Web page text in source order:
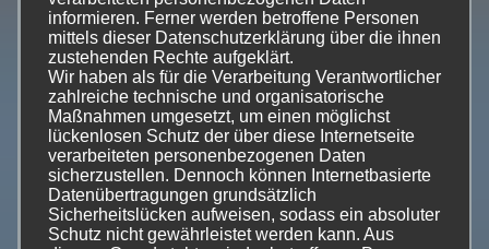
brauchbare Ansätze aufweisen, sind diese auszubauen.
Die Betreiberpflichten sollen die weitgehend
unwirksame „gute fachliche Praxis“ (GfP) aus dem
Bundesnaturschutzgesetz (BNatSchG) und dem
Bundesbodenschutzgesetz (BBodSchG) ablösen.
können ohne weiteres so ausgestaltet werden, dass sie
verfassungsrechtlich unbedenklich sind und die Sozial-
oder „Ökologiepflichtigkeit“ des Eigentums zum
Ausdruck bringen, wie dies Art. 14 Abs. 2 des
informieren. Ferner werden betroffene Personen
mittels dieser Datenschutzerklärung über die ihnen
zustehenden Rechte aufgeklärt.
Wir haben als für die Verarbeitung Verantwortlicher
zahlreiche technische und organisatorische
Maßnahmen umgesetzt, um einen möglichst
lückenlosen Schutz der über diese Internetseite
verarbeiteten personenbezogenen Daten
sicherzustellen. Dennoch können Internetbasierte
Datenübertragungen grundsätzlich
Sicherheitslücken aufweisen, sodass ein absoluter
Schutz nicht gewährleistet werden kann. Aus